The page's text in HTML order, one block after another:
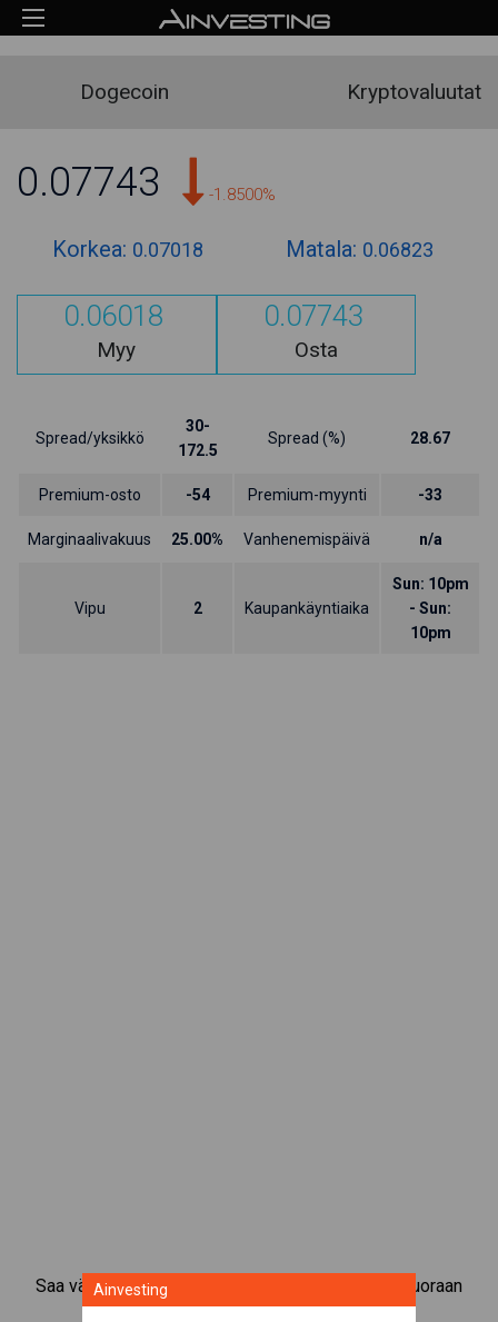
Dogecoin Kryptovaluutat
0.07743 -1.8500%
Korkea: 0.07018 Matala: 0.06823
0.06018
Myy
0.07743
Osta
Spread/yksikkö
30-
172.5
Spread (%) 28.67
Premium-osto -54 Premium-myynti -33
Marginaalivakuus 25.00% Vanhenemispäivä n/a
Vipu 2 Kaupankäyntiaika
Sun: 10pm
- Sun:
10pm
Saa välitön pääsy suosituimpiin raaka-aineisiin suoraan
CFD-kaupankäyntialustaltamme.
Ainvesting